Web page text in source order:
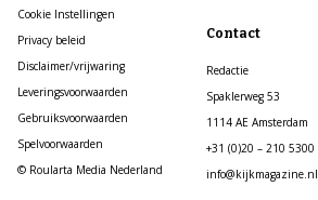
Cookie Instellingen
Privacy beleid
Disclaimer/vrijwaring
Leveringsvoorwaarden
Gebruiksvoorwaarden
Spelvoorwaarden
© Roularta Media Nederland
Contact
Redactie
Spaklerweg 53
1114 AE Amsterdam
+31 (0)20 – 210 5300
info@kijkmagazine.nl